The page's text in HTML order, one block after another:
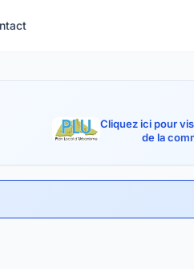
Cliquez ici pour
de la